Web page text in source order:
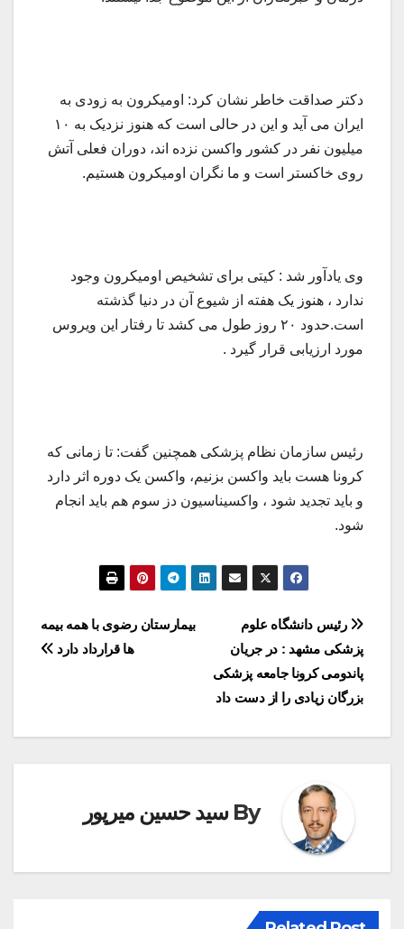
دکتر صداقت خاطر نشان کرد: اومیکرون به زودی به
ایران می آید و این در حالی است که هنوز نزدیک به ۱۰
میلیون نفر در کشور واکسن نزده اند، دوران فعلی آتش
روی خاکستر است و ما نگران اومیکرون هستیم.
وی یادآور شد : کیتی برای تشخیص اومیکرون وجود
ندارد ، هنوز یک هفته از شیوع آن در دنیا گذشته
است.حدود ۲۰ روز طول می کشد تا رفتار این ویروس
مورد ارزیابی قرار گیرد .
رئیس سازمان نظام پزشکی همچنین گفت: تا زمانی که
کرونا هست باید واکسن بزنیم، واکسن یک دوره اثر دارد
و باید تجدید شود ، واکسیناسیون دز سوم هم باید انجام
شود.
راهبری
نوشته
بیمارستان رضوی با همه بیمه
ها قرارداد دارد
رئیس دانشگاه علوم
پزشکی مشهد : در جریان
پاندومی کرونا جامعه پزشکی
بزرگان زیادی را از دست داد
By سید حسین میرپور